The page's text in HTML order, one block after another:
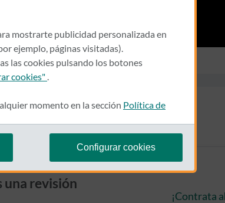
una revisión
¡Contrata
mostrarte publicidad personalizada en
ejemplo, páginas visitadas).
las cookies pulsando los botones
cookies" .
momento en la sección Política de
Configurar cookies